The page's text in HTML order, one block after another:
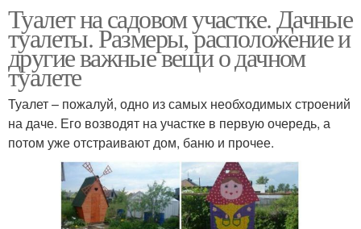
стандартных туалетов
Участок без выгребной
ямы
Туалет без выгребной
ямы
Туалет на садовом
участке-варианты
Туалет на садовом участке. Дачные
туалеты. Размеры, расположение и
другие важные вещи о дачном
туалете
Туалет – пожалуй, одно из самых необходимых строений
на даче. Его возводят на участке в первую очередь, а
потом уже отстраивают дом, баню и прочее.